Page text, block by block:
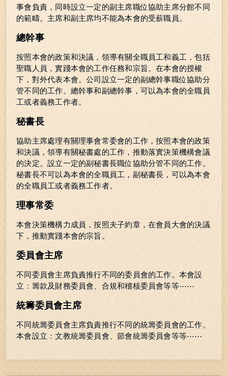
事會負責，同時設立一定的副主席職位協助主席分館不同
的範疇。主席和副主席均不能為本會的受薪職員。
總幹事
按照本會的政策和決議，領導有關全職員工和義工，包括
聖職人員，實踐本會的工作任務和宗旨。在本會的授權
下，對外代表本會。公司設立一定的副總幹事職位協助分
管不同的工作。總幹事和副總幹事，可以為本會的全職員
工或者義務工作者。
秘書長
協助主席處理有關理事會常委會的工作，按照本會的政策
和決議，領導有關秘書處的工作，推動落實決策機構會議
的決定。設立一定的副秘書長職位協助分管不同的工作。
秘書長不可以為本會的全職員工，副秘書長，可以為本會
的全職員工或者義務工作者。
理事常委
本會決策機構力成員，按照夫子約章，在會員大會的決議
下，推動實踐本會的宗旨。
委員會主席
不同委員會主席負責推行不同的委員會的工作。本會設
立：籌款及財務委員會、合規和稽核委員會等等⋯⋯
統籌委員會主席
不同統籌委員會主席負責推行不同的統籌委員會的工作。
本會設立：文教統籌委員會、節會統籌委員會等等⋯⋯